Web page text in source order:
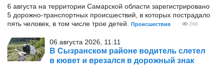
6 августа на территории Самарской области зарегистрировано
5 дорожно-транспортных происшествий, в которых пострадало
пять человек, в том числе трое детей.
Происшествия 266
06 августа 2026, 11:11
В Сызранском районе водитель слетел
в кювет и врезался в дорожный знак